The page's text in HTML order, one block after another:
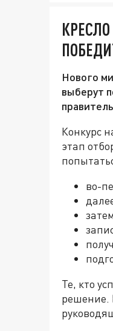
Нового
выберут
Конкурс
этап
во-
Те, кто
решение.